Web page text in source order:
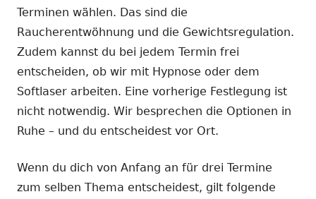
Terminen wählen. Das sind die
Raucherentwöhnung und die Gewichtsregulation.
Zudem kannst du bei jedem Termin frei
entscheiden, ob wir mit Hypnose oder dem
Softlaser arbeiten. Eine vorherige Festlegung ist
nicht notwendig. Wir besprechen die Optionen in
Ruhe – und du entscheidest vor Ort.
Wenn du dich von Anfang an für drei Termine
zum selben Thema entscheidest, gilt folgende